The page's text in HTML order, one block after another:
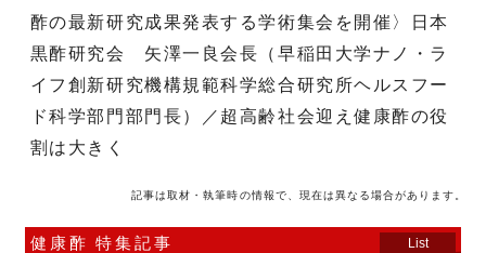
酢の最新研究成果発表する学術集会を開催〉日本
黒酢研究会 矢澤一良会長（早稲田大学ナノ・ラ
イフ創新研究機構規範科学総合研究所ヘルスフー
ド科学部門部門長）／超高齢社会迎え健康酢の役
割は大きく
記事は取材・執筆時の情報で、現在は異なる場合があります。
健康酢 特集記事 List